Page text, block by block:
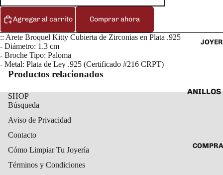
SET DE
ANILLOS
Agregar al carrito Comprar ahora
:: Arete Broquel Kitty Cubierta de Zirconias en Plata .925
- Diámetro: 1.3 cm
- Broche Tipo: Paloma
- Metal: Plata de Ley .925 (Certificado #216 CRPT)
Productos relacionados
SHOP
Búsqueda
Aviso de Privacidad
Contacto
Cómo Limpiar Tu Joyería
Términos y Condiciones